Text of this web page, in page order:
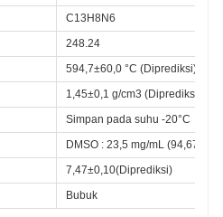
C13H8N6
248.24
594,7±60,0 °C (Diprediksi)
1,45±0,1 g/cm3 (Diprediksi)
Simpan pada suhu -20°C
DMSO : 23,5 mg/mL (94,67
7,47±0,10(Diprediksi)
Bubuk